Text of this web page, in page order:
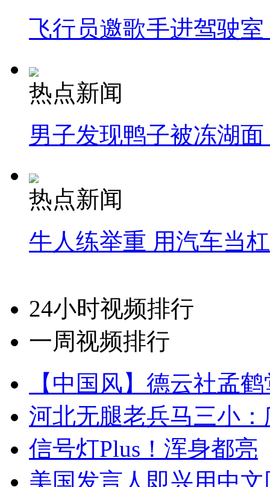
飞行员邀歌手进驾驶
热点新闻
男子发现鸭子被冻湖
热点新闻
牛人练举重 用汽车当
24小时视频排行
一周视频排行
【中国风】德云社孟
河北无腿老兵马三小
信号灯Plus！浑身都亮
美国发言人即兴用中